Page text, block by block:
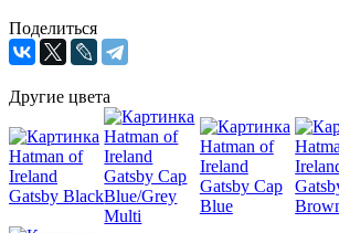
Поделиться
Другие цвета